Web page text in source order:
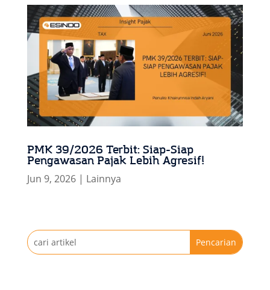
PMK 39/2026 Terbit: Siap-Siap
Pengawasan Pajak Lebih Agresif!
Jun 9, 2026| Lainnya